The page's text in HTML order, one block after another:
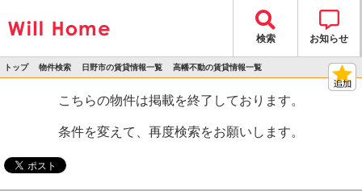
検索 お知らせ
トップ 物件検索 日野市の賃貸情報一覧 高幡不動の賃貸情報一覧
こちらの物件は掲載を終了しております。
条件を変えて、再度検索をお願いします。